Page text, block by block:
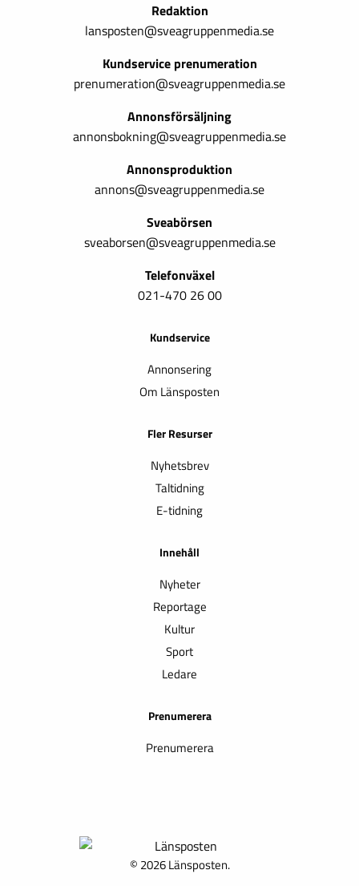
Redaktion
lansposten@sveagruppenmedia.se
Kundservice prenumeration
prenumeration@sveagruppenmedia.se
Annonsförsäljning
annonsbokning@sveagruppenmedia.se
Annonsproduktion
annons@sveagruppenmedia.se
Sveabörsen
sveaborsen@sveagruppenmedia.se
Telefonväxel
021-470 26 00
Kundservice
Annonsering
Om Länsposten
Fler Resurser
Nyhetsbrev
Taltidning
E-tidning
Innehåll
Nyheter
Reportage
Kultur
Sport
Ledare
Prenumerera
Prenumerera
© 2026 Länsposten.